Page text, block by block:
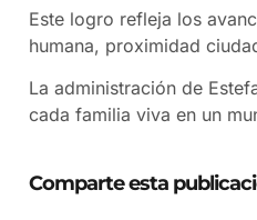
Este logro refleja los
humana, proximidad
La administración de
cada familia viva en un
Comparte esta